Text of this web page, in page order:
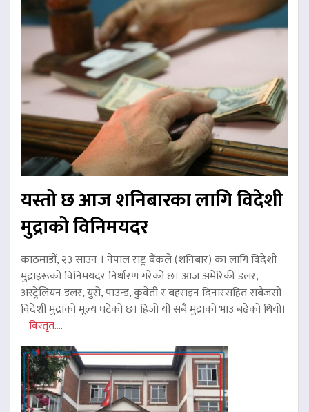
यस्तो छ आज शनिबारका लागि विदेशी
मुद्राको विनिमयदर
काठमाडौं, २३ साउन । नेपाल राष्ट्र बैंकले (शनिबार) का लागि विदेशी
मुद्राहरूको विनिमयदर निर्धारण गरेको छ। आज अमेरिकी डलर,
अस्ट्रेलियन डलर, युरो, पाउन्ड, कुवेती र बहराइन दिनारसहित सबैजसो
विदेशी मुद्राको मूल्य घटेको छ। हिजो यी सबै मुद्राको भाउ बढेको थियो।
विस्तृत....